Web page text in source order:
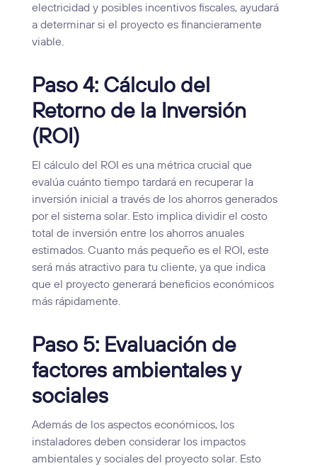
electricidad y posibles incentivos fiscales, ayudará
a determinar si el proyecto es financieramente
viable.
Paso 4: Cálculo del
Retorno de la Inversión
(ROI)
El cálculo del ROI es una métrica crucial que
evalúa cuánto tiempo tardará en recuperar la
inversión inicial a través de los ahorros generados
por el sistema solar. Esto implica dividir el costo
total de inversión entre los ahorros anuales
estimados. Cuanto más pequeño es el ROI, este
será más atractivo para tu cliente, ya que indica
que el proyecto generará beneficios económicos
más rápidamente.
Paso 5: Evaluación de
factores ambientales y
sociales
Además de los aspectos económicos, los
instaladores deben considerar los impactos
ambientales y sociales del proyecto solar. Esto